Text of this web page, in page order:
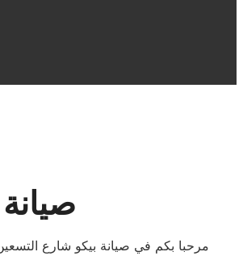
صيانة
مرحبا بكم في صيانة بيكو شارع